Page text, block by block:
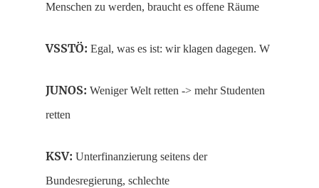
Menschen zu werden, braucht es offene Räume
VSSTÖ: Egal, was es ist: wir klagen dagegen. W
JUNOS: Weniger Welt retten -> mehr Studenten
retten
KSV: Unterfinanzierung seitens der
Bundesregierung, schlechte